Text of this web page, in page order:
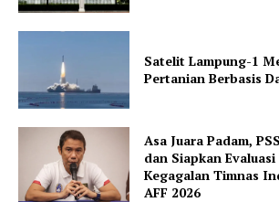
Satelit Lampung-1
Pertanian Berbasis
Asa Juara Padam,
dan Siapkan
Kegagalan Timnas
AFF 2026